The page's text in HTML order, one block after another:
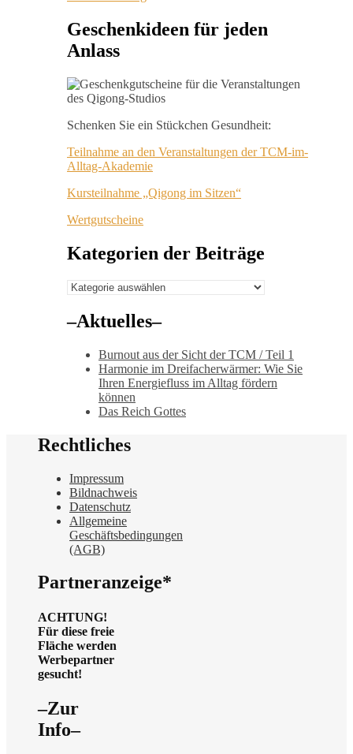
Geschenkideen für jeden
Anlass
Schenken Sie ein Stückchen Gesundheit:
Teilnahme an den Veranstaltungen der TCM-im-
Alltag-Akademie
Kursteilnahme „Qigong im Sitzen“
Wertgutscheine
Kategorien der Beiträge
Kategorien
Beiträge
–Aktuelles–
Burnout aus der Sicht der TCM / Teil 1
Harmonie im Dreifacherwärmer: Wie Sie
Ihren Energiefluss im Alltag fördern
können
Das Reich Gottes
Rechtliches
Impressum
Bildnachweis
Datenschutz
Allgemeine
Geschäftsbedingungen
(AGB)
Partneranzeige*
ACHTUNG!
Für diese freie
Fläche werden
Werbepartner
gesucht!
–Zur
Info–